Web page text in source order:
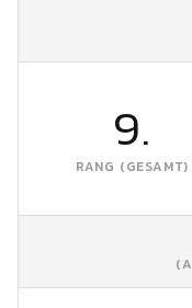
9.
RANG (GESAMT)